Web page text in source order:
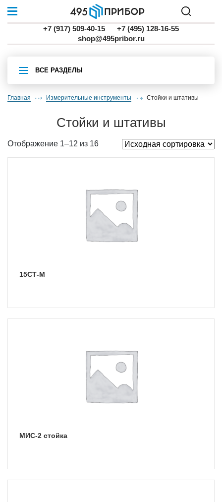
+7 (917) 509-40-15
+7 (495) 128-16-55
shop@495pribor.ru
ВСЕ РАЗДЕЛЫ
Главная Измерительные инструменты стойки и штативы
стойки и штативы
Отображение 1–12 из 16
15СТ-М
МИС-2 стойка